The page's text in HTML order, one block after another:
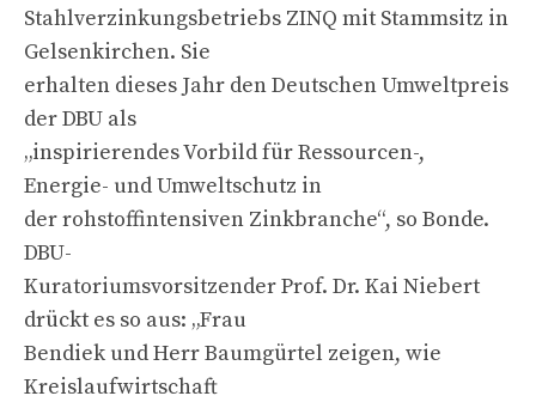
Stahlverzinkungsbetriebs ZINQ mit Stammsitz in
Gelsenkirchen. Sie
erhalten dieses Jahr den Deutschen Umweltpreis
der DBU als
„inspirierendes Vorbild für Ressourcen-,
Energie- und Umweltschutz in
der rohstoffintensiven Zinkbranche“, so Bonde.
DBU-
Kuratoriumsvorsitzender Prof. Dr. Kai Niebert
drückt es so aus: „Frau
Bendiek und Herr Baumgürtel zeigen, wie
Kreislaufwirtschaft